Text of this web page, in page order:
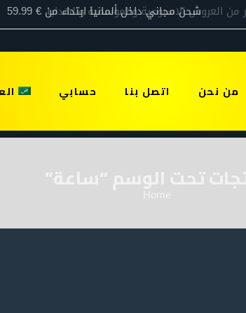
من نحن اتصل بنا حسابي